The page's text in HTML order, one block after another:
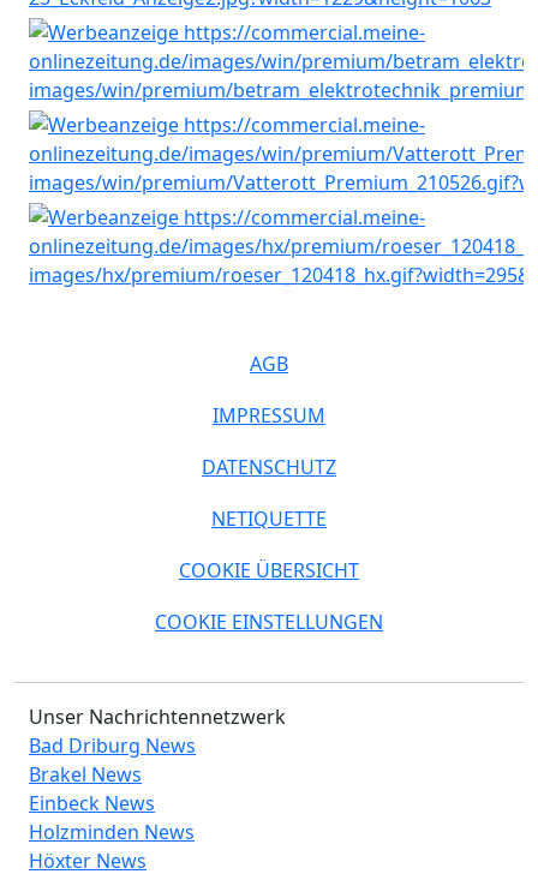
AGB
IMPRESSUM
DATENSCHUTZ
NETIQUETTE
COOKIE ÜBERSICHT
COOKIE EINSTELLUNGEN
Unser Nachrichtennetzwerk
Bad Driburg News
Brakel News
Einbeck News
Holzminden News
Höxter News